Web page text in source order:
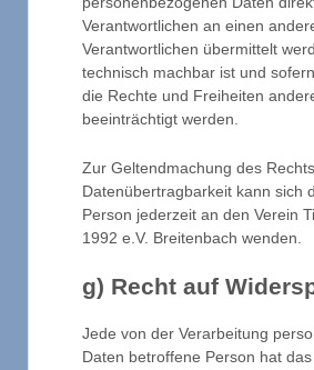
Verantwortlichen an einen
Verantwortlichen übermittelt
technisch machbar ist und
die Rechte und Freiheiten
beeinträchtigt werden.
Zur Geltendmachung des
Datenübertragbarkeit kann sich
Person jederzeit an den Verein
1992 e.V. Breitenbach wenden.
g) Recht auf
Jede von der Verarbeitung
Daten betroffene Person hat